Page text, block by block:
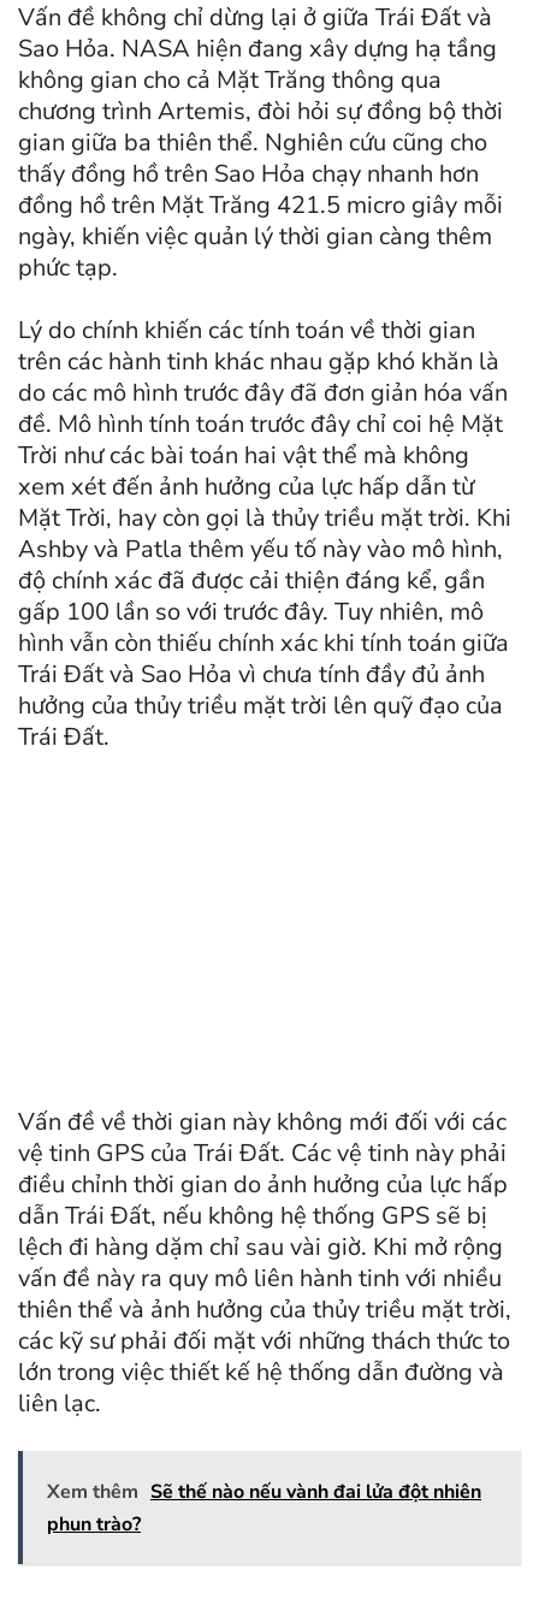
Vấn đề không chỉ dừng lại ở giữa Trái Đất và
Sao Hỏa. NASA hiện đang xây dựng hạ tầng
không gian cho cả Mặt Trăng thông qua
chương trình Artemis, đòi hỏi sự đồng bộ thời
gian giữa ba thiên thể. Nghiên cứu cũng cho
thấy đồng hồ trên Sao Hỏa chạy nhanh hơn
đồng hồ trên Mặt Trăng 421.5 micro giây mỗi
ngày, khiến việc quản lý thời gian càng thêm
phức tạp.
Lý do chính khiến các tính toán về thời gian
trên các hành tinh khác nhau gặp khó khăn là
do các mô hình trước đây đã đơn giản hóa vấn
đề. Mô hình tính toán trước đây chỉ coi hệ Mặt
Trời như các bài toán hai vật thể mà không
xem xét đến ảnh hưởng của lực hấp dẫn từ
Mặt Trời, hay còn gọi là thủy triều mặt trời. Khi
Ashby và Patla thêm yếu tố này vào mô hình,
độ chính xác đã được cải thiện đáng kể, gần
gấp 100 lần so với trước đây. Tuy nhiên, mô
hình vẫn còn thiếu chính xác khi tính toán giữa
Trái Đất và Sao Hỏa vì chưa tính đầy đủ ảnh
hưởng của thủy triều mặt trời lên quỹ đạo của
Trái Đất.
Vấn đề về thời gian này không mới đối với các
vệ tinh GPS của Trái Đất. Các vệ tinh này phải
điều chỉnh thời gian do ảnh hưởng của lực hấp
dẫn Trái Đất, nếu không hệ thống GPS sẽ bị
lệch đi hàng dặm chỉ sau vài giờ. Khi mở rộng
vấn đề này ra quy mô liên hành tinh với nhiều
thiên thể và ảnh hưởng của thủy triều mặt trời,
các kỹ sư phải đối mặt với những thách thức to
lớn trong việc thiết kế hệ thống dẫn đường và
liên lạc.
Xem thêm Sẽ thế nào nếu vành đai lửa đột nhiên
phun trào?